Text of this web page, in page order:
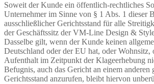
Soweit der Kunde ein öffentlich-rechtliches
Unternehmer im Sinne von § 1 Abs. 1 dieser
ausschließlicher Gerichtsstand für alle
der Geschäftssitz der VM-Line Design &
Dasselbe gilt, wenn der Kunde keinen
Deutschland oder der EU hat, oder Wohnsitz,
Aufenthalt im Zeitpunkt der Klageerhebung
Befugnis, auch das Gericht an einem anderen
Gerichtsstand anzurufen, bleibt hiervon